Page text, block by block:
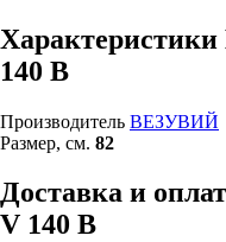
140 В
Производитель ВЕЗУВИЙ
Размер, см. 82
Доставка и
V 140 В